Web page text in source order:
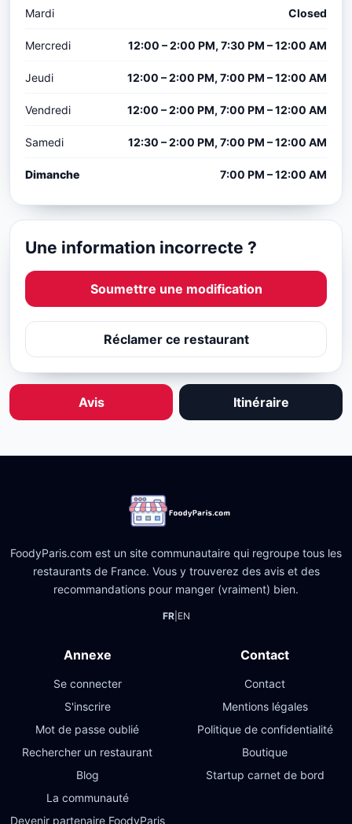
Mardi Closed
Mercredi 12:00 – 2:00 PM, 7:30 PM – 12:00 AM
Jeudi 12:00 – 2:00 PM, 7:00 PM – 12:00 AM
Vendredi 12:00 – 2:00 PM, 7:00 PM – 12:00 AM
Samedi 12:30 – 2:00 PM, 7:00 PM – 12:00 AM
Dimanche 7:00 PM – 12:00 AM
Une information incorrecte ?
Soumettre une modification
Réclamer ce restaurant
Avis Itinéraire
FoodyParis.com est un site communautaire qui regroupe tous les
restaurants de France. Vous y trouverez des avis et des
recommandations pour manger (vraiment) bien.
FR| EN
Annexe
Se connecter
S'inscrire
Mot de passe oublié
Rechercher un restaurant
Blog
La communauté
Devenir partenaire FoodyParis
Contact
Contact
Mentions légales
Politique de confidentialité
Boutique
Startup carnet de bord